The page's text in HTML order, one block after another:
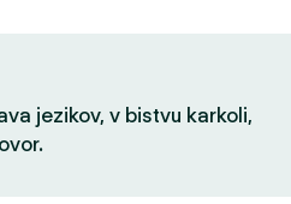
jezikov, v bistvu karkoli,